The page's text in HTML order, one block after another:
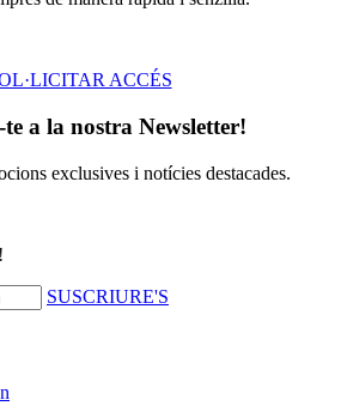
ACCÉS
a la nostra Newsletter!
exclusives i notícies destacades.
SUSCRIURE'S